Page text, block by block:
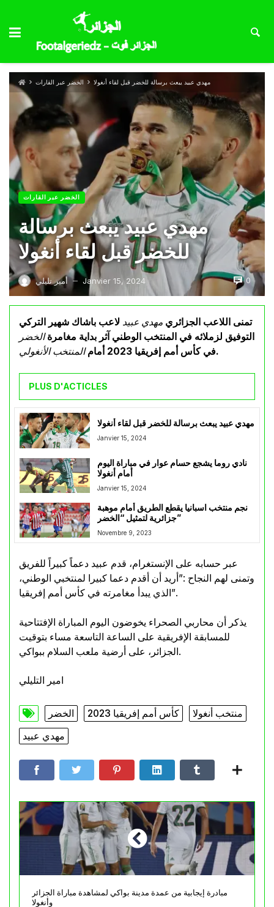
الخضر عبر القارات مهدي عبيد يبعث برسالة للخضر قبل لقاء أنغولا
الخضر عبر القارات
مهدي عبيد يبعث برسالة
للخضر قبل لقاء أنغولا
أمير تليلي — Janvier 15, 2024 0
تمنى اللاعب الجزائري مهدي عبيد لاعب باشاك شهير التركي
التوفيق لزملائه في المنتخب الوطني آثر بداية مغامرةالخضر
في كأس أمم إفريقيا 2023 أمام
المنتخب الأنغولي .
PLUS D'ACTICLES
مهدي عبيد يبعث برسالة للخضر قبل لقاء أنغولا
Janvier 15, 2024
نادي روما يشجع حسام عوار في مباراة اليوم
أمام أنغولا
Janvier 15, 2024
نجم منتخب اسبانيا يقطع الطريق أمام موهبة
جزائرية لتمثيل “الخضر”
Novembre 9, 2023
عبر حسابه على الإنستغرام، قدم عبيد دعماً كبيراً للفريق
وتمنى لهم النجاح :”أريد أن أقدم دعما كبيرا لمنتخبي الوطني،
الذي يبدأ مغامرته في كأس أمم إفريقيا”.
يذكر أن محاربي الصحراء يخوضون اليوم المباراة الإفتتاحية
للمسابقة الإفريقية على الساعة التاسعة مساء بتوقيت
الجزائر، على أرضية ملعب السلام ببواكي.
امير التليلي
الخضر كأس أمم إفريقيا 2023
منتخب أنغولا
مهدي عبيد
مبادرة إيجابية من عمدة مدينة بواكي لمشاهدة مباراة الجزائر
وأنغولا